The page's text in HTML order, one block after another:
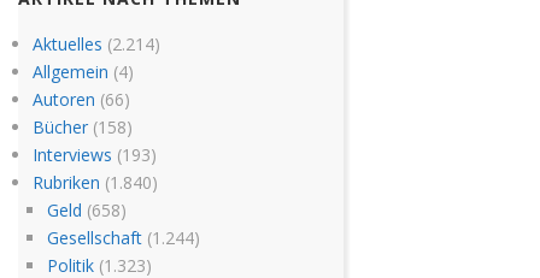
Aktuelles (2.214)
Allgemein (4)
Autoren (66)
Bücher(158)
Interviews (193)
Rubriken (1.840)
Geld (658)
Gesellschaft(1.244)
Politik(1.323)